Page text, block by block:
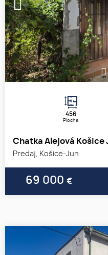
456
Plocha
Chatka Alejová Košice
Predaj, Košice-Juh
69 000 €